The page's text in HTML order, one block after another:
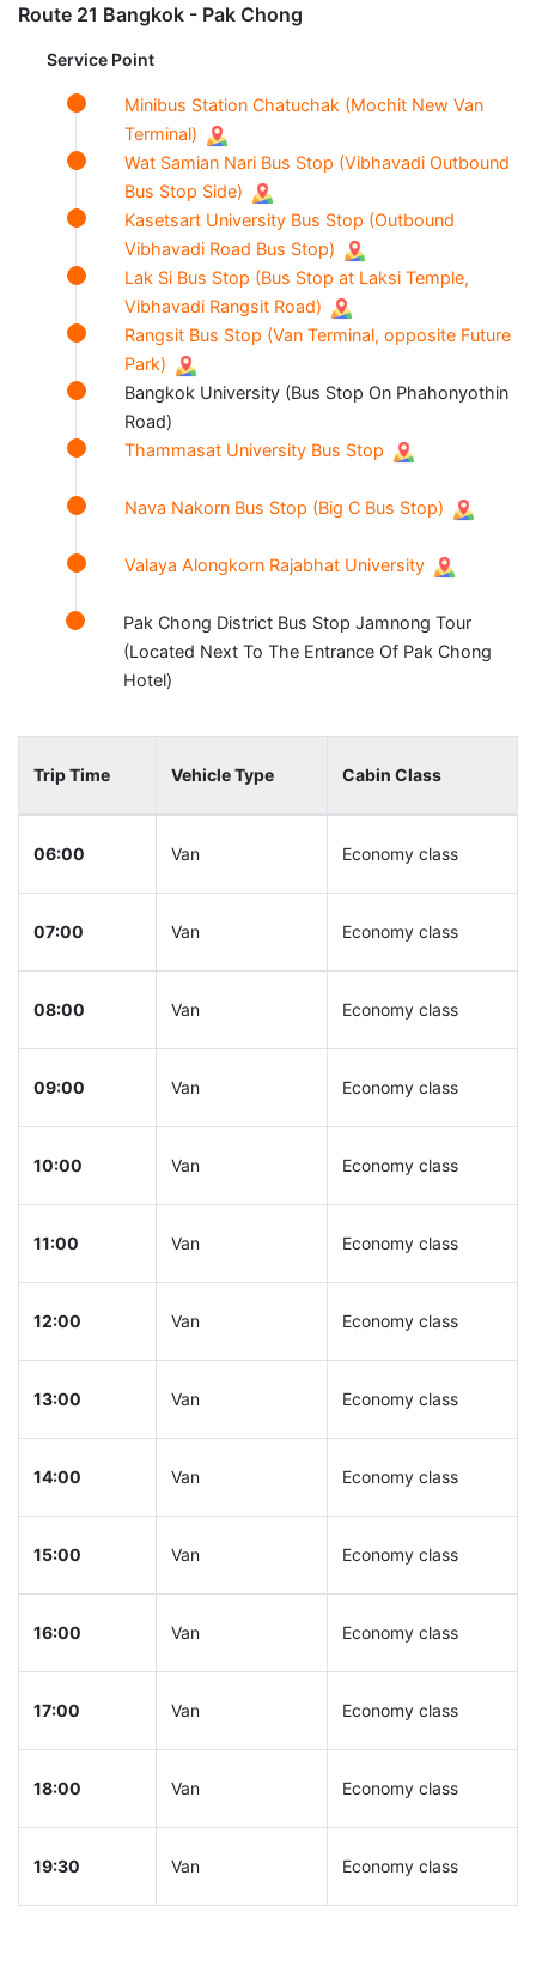
Route 21 Bangkok - Pak Chong
Service Point
Minibus Station Chatuchak (Mochit New Van
Terminal)
Wat Samian Nari Bus Stop (Vibhavadi Outbound
Bus Stop Side)
Kasetsart University Bus Stop (Outbound
Vibhavadi Road Bus Stop)
Lak Si Bus Stop (Bus Stop at Laksi Temple,
Vibhavadi Rangsit Road)
Rangsit Bus Stop (Van Terminal, opposite Future
Park)
Bangkok University (Bus Stop On Phahonyothin
Road)
Thammasat University Bus Stop
Nava Nakorn Bus Stop (Big C Bus Stop)
Valaya Alongkorn Rajabhat University
Pak Chong District Bus Stop Jamnong Tour
(Located Next To The Entrance Of Pak Chong
Hotel)
Trip Time Vehicle Type Cabin Class
06:00 Van Economy class
07:00 Van Economy class
08:00 Van Economy class
09:00 Van Economy class
10:00 Van Economy class
11:00 Van Economy class
12:00 Van Economy class
13:00 Van Economy class
14:00 Van Economy class
15:00 Van Economy class
16:00 Van Economy class
17:00 Van Economy class
18:00 Van Economy class
19:30 Van Economy class